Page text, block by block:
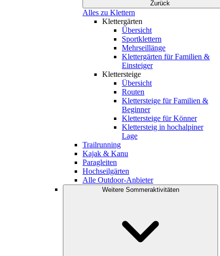
Zurück
Alles zu Klettern
Klettergärten
Übersicht
Sportklettern
Mehrseillänge
Klettergärten für Familien &
Einsteiger
Klettersteige
Übersicht
Routen
Klettersteige für Familien &
Beginner
Klettersteige für Könner
Klettersteig in hochalpiner
Lage
Trailrunning
Kajak & Kanu
Paragleiten
Hochseilgärten
Alle Outdoor-Anbieter
Weitere Sommeraktivitäten